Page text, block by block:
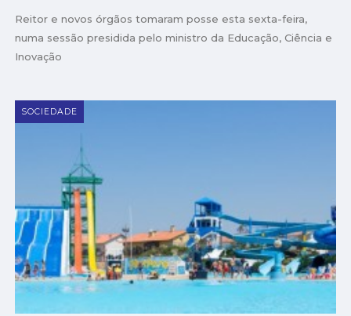
Reitor e novos órgãos tomaram posse esta sexta-feira,
numa sessão presidida pelo ministro da Educação, Ciência e
Inovação
SOCIEDADE